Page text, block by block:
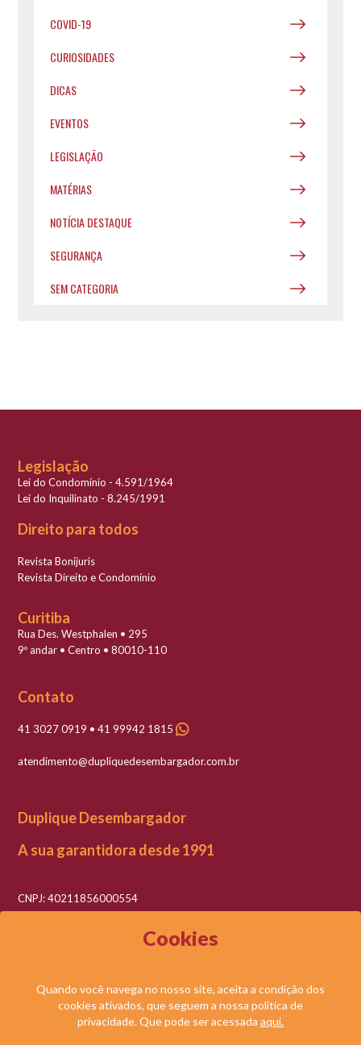
Cookies
Quando você navega no nosso site, aceita a condição dos
cookies ativados, que seguem a nossa política de
privacidade. Que pode ser acessada aqui.
COVID-19
CURIOSIDADES
DICAS
EVENTOS
LEGISLAÇÃO
MATÉRIAS
NOTÍCIA DESTAQUE
SEGURANÇA
SEM CATEGORIA
Legislação
Lei do Condomínio - 4.591/1964
Lei do Inquilinato - 8.245/1991
Direito para todos
Revista Bonijuris
Revista Direito e Condomínio
Curitiba
Rua Des. Westphalen • 295
9º andar • Centro • 80010-110
Contato
41 3027 0919 • 41 99942 1815
atendimento@dupliquedesembargador.com.br
Duplique Desembargador
A sua garantidora desde 1991
CNPJ: 40211856000554
Razão social: Duplique Desembargador LTDA
© DUPLIQUE DESEMBARGADOR LTDA. TODOS OS DIREITOS RESERVADOS.